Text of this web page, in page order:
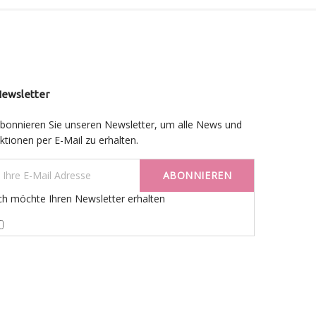
Sie unseren Newsletter, um alle News und
per E-Mail zu erhalten.
ABONNIEREN
möchte Ihren Newsletter erhalten